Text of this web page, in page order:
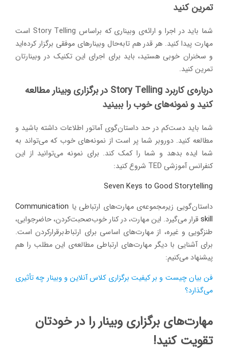
تمرین کنید
شما باید در اجرا و ارائه‌ی وبیناری که براساس Story Telling است
مهارت پیدا کنید. هر قدر هم تابه‌حال وبینارهای موفقی برگزار کرده‌اید
و سخنران خوبی هستید، باید برای اجرای این تکنیک در وبینارتان
تمرین کنید.
درباره‌ی کاربرد Story Telling در برگزاری وبینار مطالعه
کنید و نمونه‌های خوب را ببینید
شما باید دست‌کم در حد داستان‌گوی آماتور اطلاعات داشته باشید و
مطالعه کنید. دوروبر شما پر است از نمونه‌های خوب که می‌تواند به
شما ایده بدهد و شما را کمک کند. برای نمونه می‌توانید از این
کنفرانس آموزشی TED شروع کنید:
Seven Keys to Good Storytelling
داستان‌گویی زیرمجموعه‌ی مهارت‌های ارتباطی یا Communication
skillقرار می‌گیرد. این مهارت، در کنار خوب‌صحبت‌کردن، حاضرجوابی،
طنزگویی و غیره، از مهارت‌های اساسی برای ارتباط‌برقرارکردن است.
برای آشنایی با دیگر مهارت‌های ارتباطی مطالعه‌ی این مطلب را هم
پیشنهاد می‌کنیم:
فن بیان چیست و بر کیفیت برگزاری کلاس آنلاین و وبینار چه تأثیری
می‌گذارد؟
مهارت‌های برگزاری وبینار را در خودتان
تقویت کنید!